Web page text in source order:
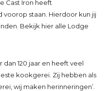
Cast Iron heeft
staan. Hierdoor kun jij
Bekijk hier alle Lodge
120 jaar en heeft veel
kookgerei. Zij hebben als
wij maken herinneringen’.